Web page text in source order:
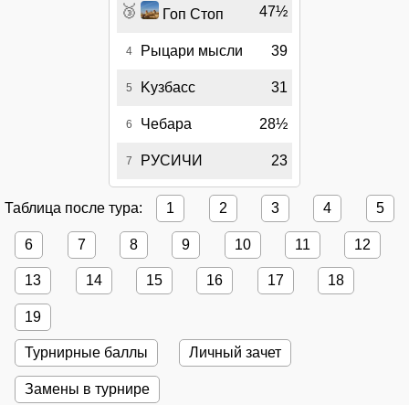
🥉 Гоп Стоп 47½
4 Рыцари мысли 39
5 Kузбасс 31
6 Чебара 28½
7 РУСИЧИ 23
Таблица после тура: 1 2 3 4 5
6 7 8 9 10 11 12
13 14 15 16 17 18
19
Турнирные баллы Личный зачет
Замены в турнире